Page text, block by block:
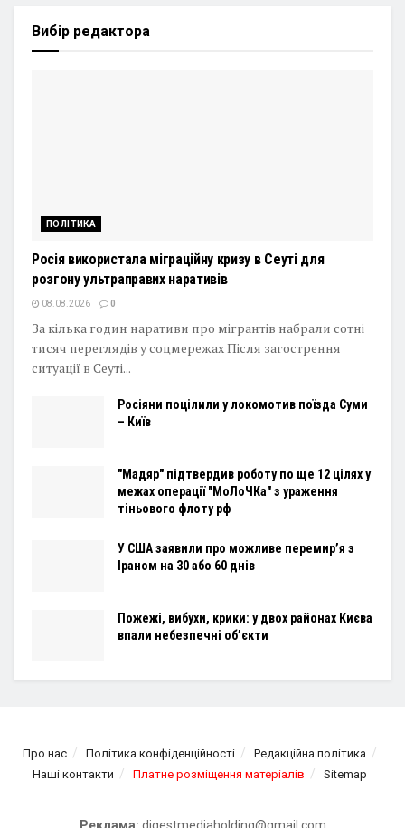
Вибір редактора
ПОЛІТИКА
Росія використала міграційну кризу в Сеуті для
розгону ультраправих наративів
08.08.2026 0
За кілька годин наративи про мігрантів набрали сотні
тисяч переглядів у соцмережах Після загострення
ситуації в Сеуті...
Росіяни поцілили у локомотив поїзда Суми
– Київ
"Мадяр" підтвердив роботу по ще 12 цілях у
межах операції "МоЛоЧКа" з ураження
тіньового флоту рф
У США заявили про можливе перемир’я з
Іраном на 30 або 60 днів
Пожежі, вибухи, крики: у двох районах Києва
впали небезпечні об’єкти
Про нас Політика конфіденційності
Редакційна політика
Наші контакти
Платне розміщення матеріалів Sitemap